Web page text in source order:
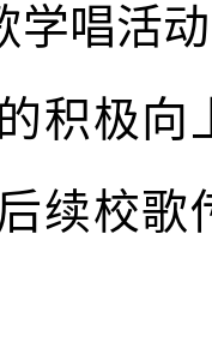
唱活
积极
续校歌